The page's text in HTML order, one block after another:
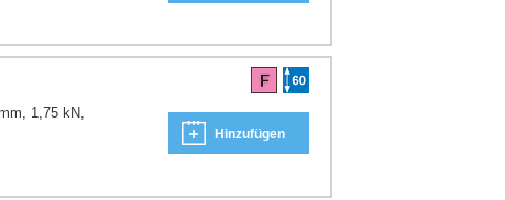
1,75 kN,
Hinzufügen